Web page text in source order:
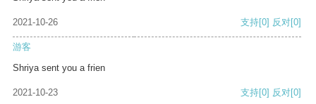
2021-10-26 支持[0] 反对[0]
游客
Shriya sent you a frien
2021-10-23 支持[0] 反对[0]